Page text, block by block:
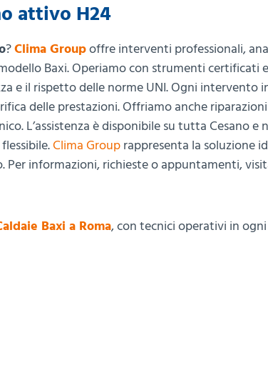
attivo H24
?Clima Groupoffre interventi professionali,
Baxi. Operiamo con strumenti certificati e
e il rispetto delle norme UNI. Ogni intervento
delle prestazioni. Offriamo anche
L’assistenza è disponibile su tutta Cesano e
Clima Group rappresenta la soluzione
informazioni, richieste o appuntamenti,
Baxi a Roma, con tecnici operativi in